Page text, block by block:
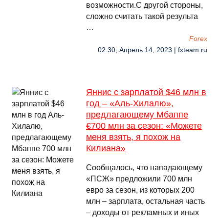
возможности.С другой стороны,
сложно считать такой результа
…
Forex
02:30, Апрель 14, 2023 | fxteam.ru
Яннис с зарплатой $46 млн в
год – «Аль-Хилалю»,
предлагающему Мбаппе
€700 млн за сезон: «Можете
меня взять, я похож на
Килиана»
Сообщалось, что нападающему
«ПСЖ» предложили 700 млн
евро за сезон, из которых 200
млн – зарплата, остальная часть
– доходы от рекламных и иных